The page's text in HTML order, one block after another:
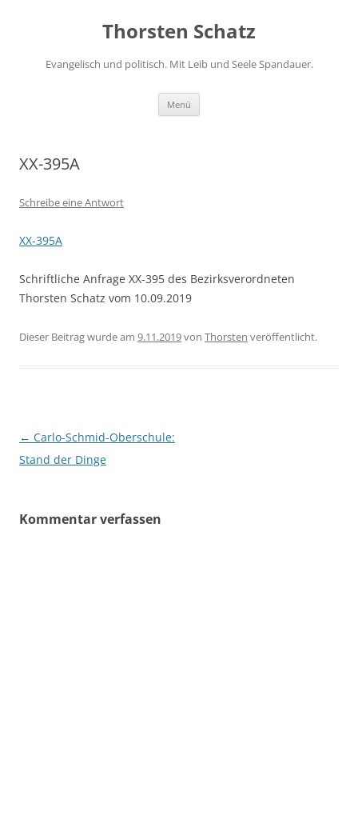
Thorsten Schatz
Evangelisch und politisch. Mit Leib und Seele Spandauer.
Menü
XX-395A
Schreibe eine Antwort
XX-395A
Schriftliche Anfrage XX-395 des Bezirksverordneten
Thorsten Schatz vom 10.09.2019
Dieser Beitrag wurde am 9.11.2019von Thorsten veröffentlicht.
Beitragsnavigation
← Carlo-Schmid-Oberschule:
Stand der Dinge
Kommentar verfassen